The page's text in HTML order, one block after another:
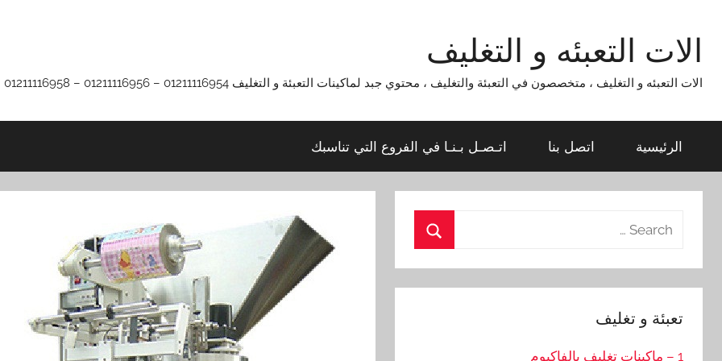
contentالات التعبئه و التغليف
الات التعبئه و التغليف ، متخصصون في التعبئة والتغليف ، محتوي جبد لماكينات التعبئة و التغليف 01211116954 – 01211116956 – 01211116958
الرئيسية اتصل بنا اتـصـل بـنـا في الفروع التي تناسبك
Search
تعبئة و تغليف
1 – ماكينات تغليف بالفاكيوم